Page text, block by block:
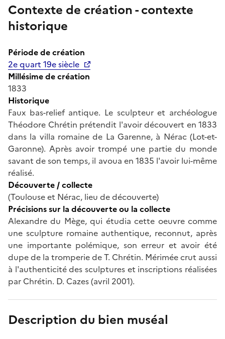
Contexte de création - contexte
historique
Période de création
2e quart 19e siècle
Millésime de création
1833
Historique
Faux bas-relief antique. Le sculpteur et archéologue
Théodore Chrétin prétendit l'avoir découvert en 1833
dans la villa romaine de La Garenne, à Nérac (Lot-et-
Garonne). Après avoir trompé une partie du monde
savant de son temps, il avoua en 1835 l'avoir lui-même
réalisé.
Découverte / collecte
(Toulouse et Nérac, lieu de découverte)
Précisions sur la découverte ou la collecte
Alexandre du Mège, qui étudia cette oeuvre comme
une sculpture romaine authentique, reconnut, après
une importante polémique, son erreur et avoir été
dupe de la tromperie de T. Chrétin. Mérimée crut aussi
à l'authenticité des sculptures et inscriptions réalisées
par Chrétin. D. Cazes (avril 2001).
Description du bien muséal